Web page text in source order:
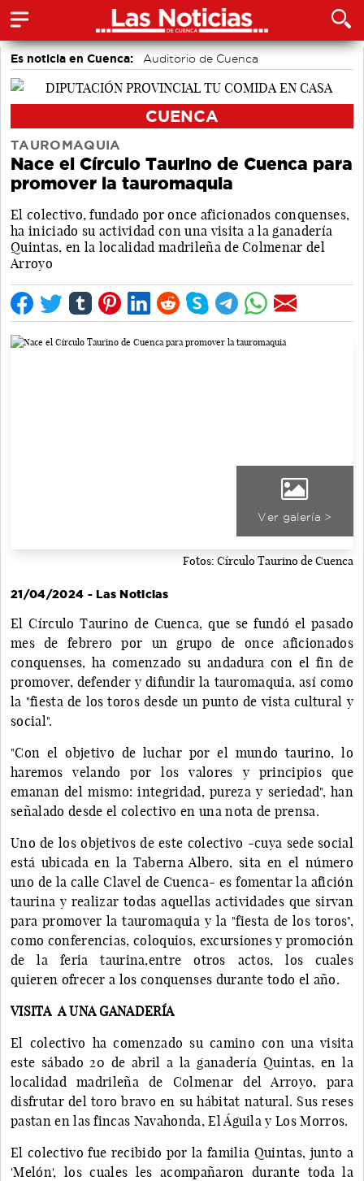
Es noticia en Cuenca: Auditorio de Cuenca
CUENCA
TAUROMAQUIA
Nace el Círculo Taurino de Cuenca para
promover la tauromaquia
El colectivo, fundado por once aficionados conquenses,
ha iniciado su actividad con una visita a la ganadería
Quintas, en la localidad madrileña de Colmenar del
Arroyo
Ver galería >
Fotos: Círculo Taurino de Cuenca
21/04/2024 - Las Noticias
El Círculo Taurino de Cuenca, que se fundó el pasado
mes de febrero por un grupo de once aficionados
conquenses, ha comenzado su andadura con el fin de
promover, defender y difundir la tauromaquia, así como
la "fiesta de los toros desde un punto de vista cultural y
social".
"Con el objetivo de luchar por el mundo taurino, lo
haremos velando por los valores y principios que
emanan del mismo: integridad, pureza y seriedad", han
señalado desde el colectivo en una nota de prensa.
Uno de los objetivos de este colectivo -cuya sede social
está ubicada en la Taberna Albero, sita en el número
uno de la calle Clavel de Cuenca- es fomentar la afición
taurina y realizar todas aquellas actividades que sirvan
para promover la tauromaquia y la "fiesta de los toros",
como conferencias, coloquios, excursiones y promoción
de la feria taurina,entre otros actos, los cuales
quieren ofrecer a los conquenses durante todo el año.
VISITA A UNA GANADERÍA
El colectivo ha comenzado su camino con una visita
este sábado 20 de abril a la ganadería Quintas, en la
localidad madrileña de Colmenar del Arroyo, para
disfrutar del toro bravo en su hábitat natural. Sus reses
pastan en las fincas Navahonda, El Águila y Los Morros.
El colectivo fue recibido por la familia Quintas, junto a
'Melón', los cuales les acompañaron durante toda la